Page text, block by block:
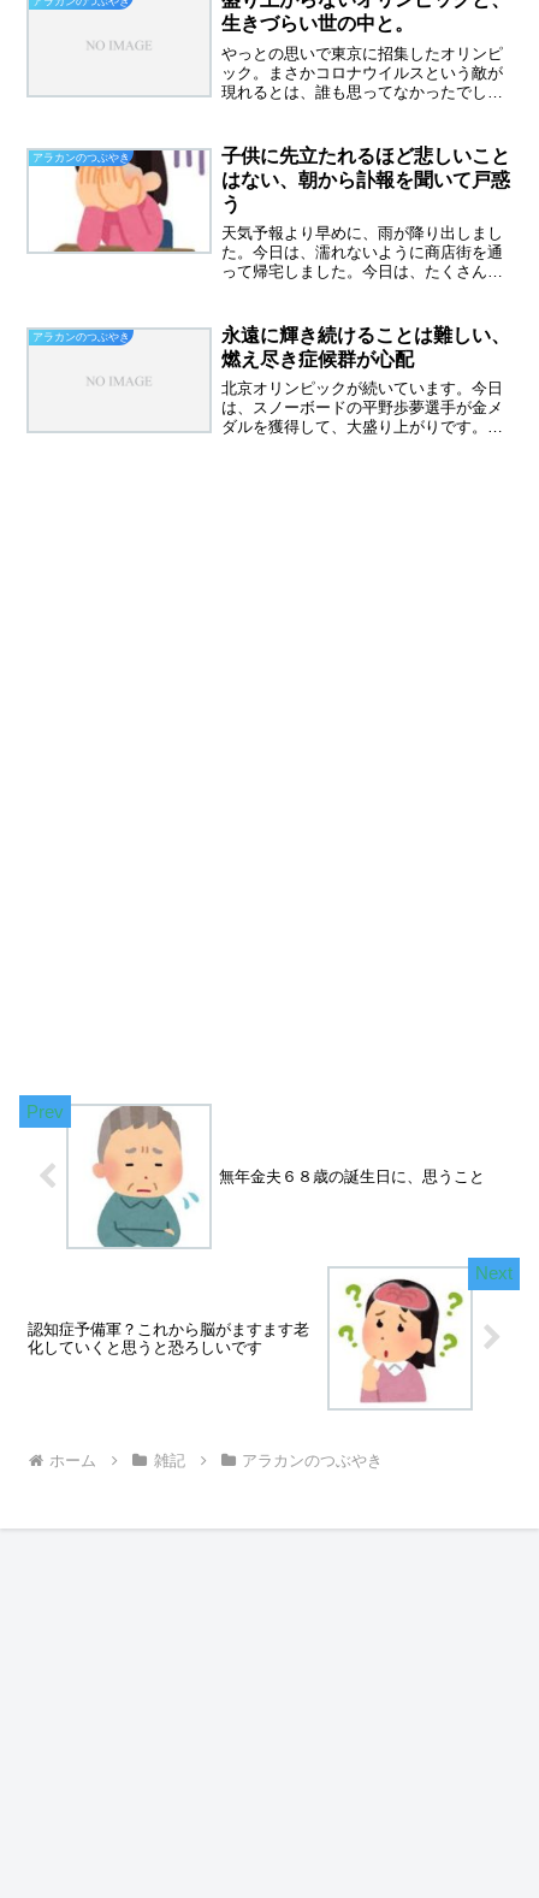
っていません。来週はまた...
生きづらい世の中と。
やっとの思いで東京に招集したオリンピ
ック。まさかコロナウイルスという敵が
現れるとは、誰も思ってなかったでしょ
いたら、もっと良い成績を残せたかもし
れない、そんな選手もいる...
アラカンのつぶやき
子供に先立たれるほど悲しいこと
はない、朝から訃報を聞いて戸惑
う
天気予報より早めに、雨が降り出しまし
た。今日は、濡れないように商店街を通
って帰宅しました。今日は、たくさんミ
きました。果物の包装も、ビールの包装
もうまくできなかった。ビ...
アラカンのつぶやき
永遠に輝き続けることは難しい、
燃え尽き症候群が心配
北京オリンピックが続いています。今日
は、スノーボードの平野歩夢選手が金メ
ダルを獲得して、大盛り上がりです。金
無年金夫６８歳の誕生日に、思うこと
認知症予備軍？これから脳がますます老
化していくと思うと恐ろしいです
ホーム 雑記 アラカンのつぶやき